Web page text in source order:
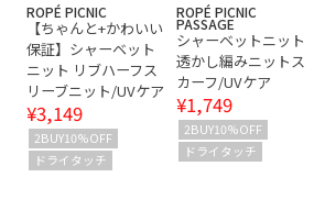
ROPÉ PICNIC
【ちゃんと+かわいい
保証】シャーベット
ニット リブハーフス
リーブニット/UVケア
¥3,149
2BUY10%OFF
ドライタッチ
ROPÉ PICNIC
PASSAGE
シャーベットニット
透かし編みニットス
カーフ/UVケア
¥1,749
2BUY10%OFF
ドライタッチ